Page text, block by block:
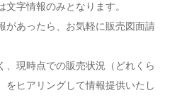
字情報のみとなります。
があったら、お気軽に販売図面請
、現時点での販売状況（どれくら
をヒアリングして情報提供いたし